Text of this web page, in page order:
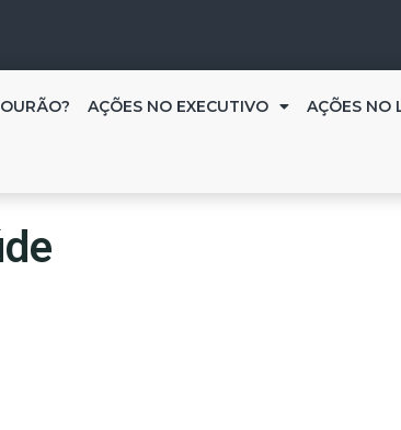
AÇÕES NO EXECUTIVO AÇÕES NO